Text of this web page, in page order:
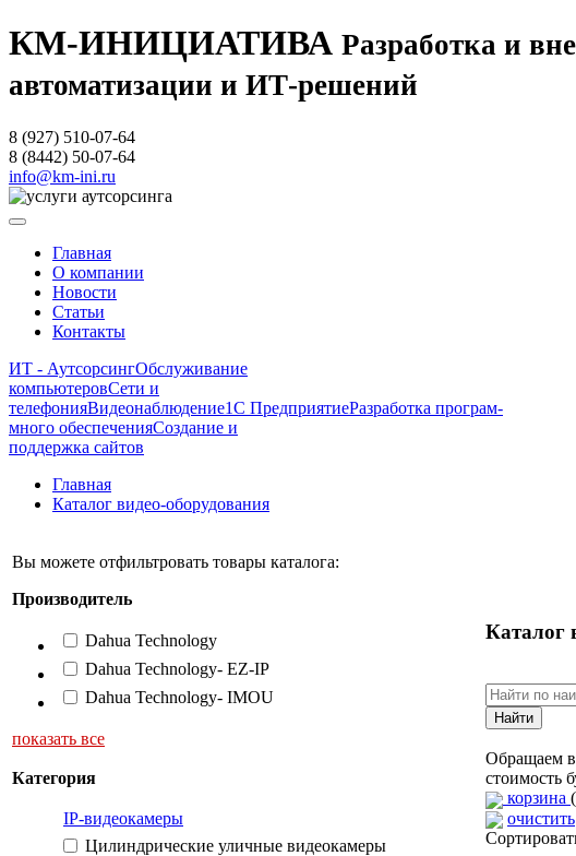
КМ-ИНИЦИАТИВА Разработка и
автоматизации и ИТ-решений
8 (927) 510-07-64
8 (8442) 50-07-64
info@km-ini.ru
Главная
О компании
Новости
Статьи
Контакты
ИТ - АутсорсингОбслуживание
компьютеровСети и
телефонияВидеонаблюдение1С ПредприятиеРазработка програм-
много обеспеченияСоздание и
поддержка сайтов
Главная
Каталог видео-оборудования
Вы можете отфильтровать товары каталога:
Производитель
Dahua Technology
Dahua Technology- EZ-IP
Dahua Technology- IMOU
показать все
Категория
IP-видеокамеры
Цилиндрические уличные видеокамеры
Каталог
Обращаем
стоимость
корзина
очистить